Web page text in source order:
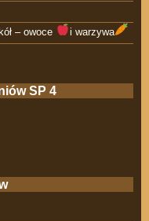
– owoce
i warzywa
SP 4